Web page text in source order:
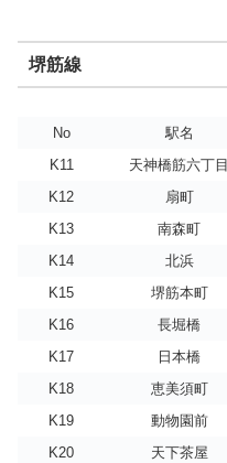
堺筋線
No
駅名
K11
天神橋筋六丁目
K12
扇町
K13
南森町
K14
北浜
K15
堺筋本町
K16
長堀橋
K17
日本橋
K18
恵美須町
K19
動物園前
K20
天下茶屋